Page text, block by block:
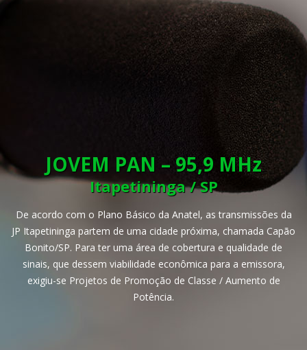
JOVEM PAN – 95,9 MHz
Itapetininga / SP
De acordo com o Plano Básico da Anatel, as transmissões da
JP Itapetininga partem de uma cidade próxima, chamada Capão
Bonito/SP. Para ter uma área de cobertura e qualidade de
sinais, que dessem viabilidade econômica para a emissora,
exigiu-se Projetos de Promoção de Classe / Aumento de
Potência.